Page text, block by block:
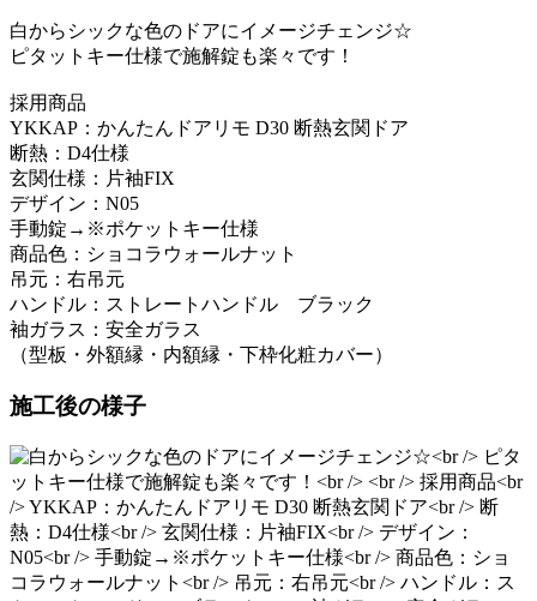
白からシックな色のドアにイメージチェンジ☆
ピタットキー仕様で施解錠も楽々です！
採用商品
YKKAP：かんたんドアリモ D30 断熱玄関ドア
断熱：D4仕様
玄関仕様：片袖FIX
デザイン：N05
手動錠→※ポケットキー仕様
商品色：ショコラウォールナット
吊元：右吊元
ハンドル：ストレートハンドル ブラック
袖ガラス：安全ガラス
（型板・外額縁・内額縁・下枠化粧カバー）
施工後の様子